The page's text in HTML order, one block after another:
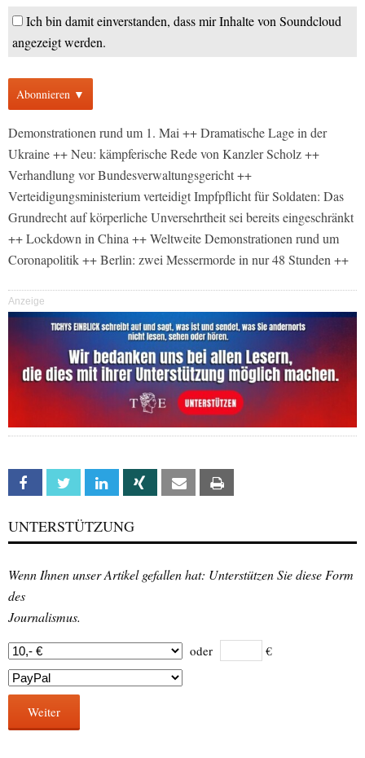
Ich bin damit einverstanden, dass mir Inhalte von Soundcloud
angezeigt werden.
Abonnieren ▼
Demonstrationen rund um 1. Mai ++ Dramatische Lage in der
Ukraine ++ Neu: kämpferische Rede von Kanzler Scholz ++
Verhandlung vor Bundesverwaltungsgericht ++
Verteidigungsministerium verteidigt Impfpflicht für Soldaten: Das
Grundrecht auf körperliche Unversehrtheit sei bereits eingeschränkt
++ Lockdown in China ++ Weltweite Demonstrationen rund um
Coronapolitik ++ Berlin: zwei Messermorde in nur 48 Stunden ++
Anzeige
Facebook Twitter Linkedin Xing Email
UNTERSTÜTZUNG
Wenn Ihnen unser Artikel gefallen hat: Unterstützen Sie diese Form
des
Journalismus.
oder €
Weiter